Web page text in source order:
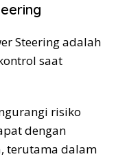
Steering adalah
saat
risiko
dengan
terutama dalam